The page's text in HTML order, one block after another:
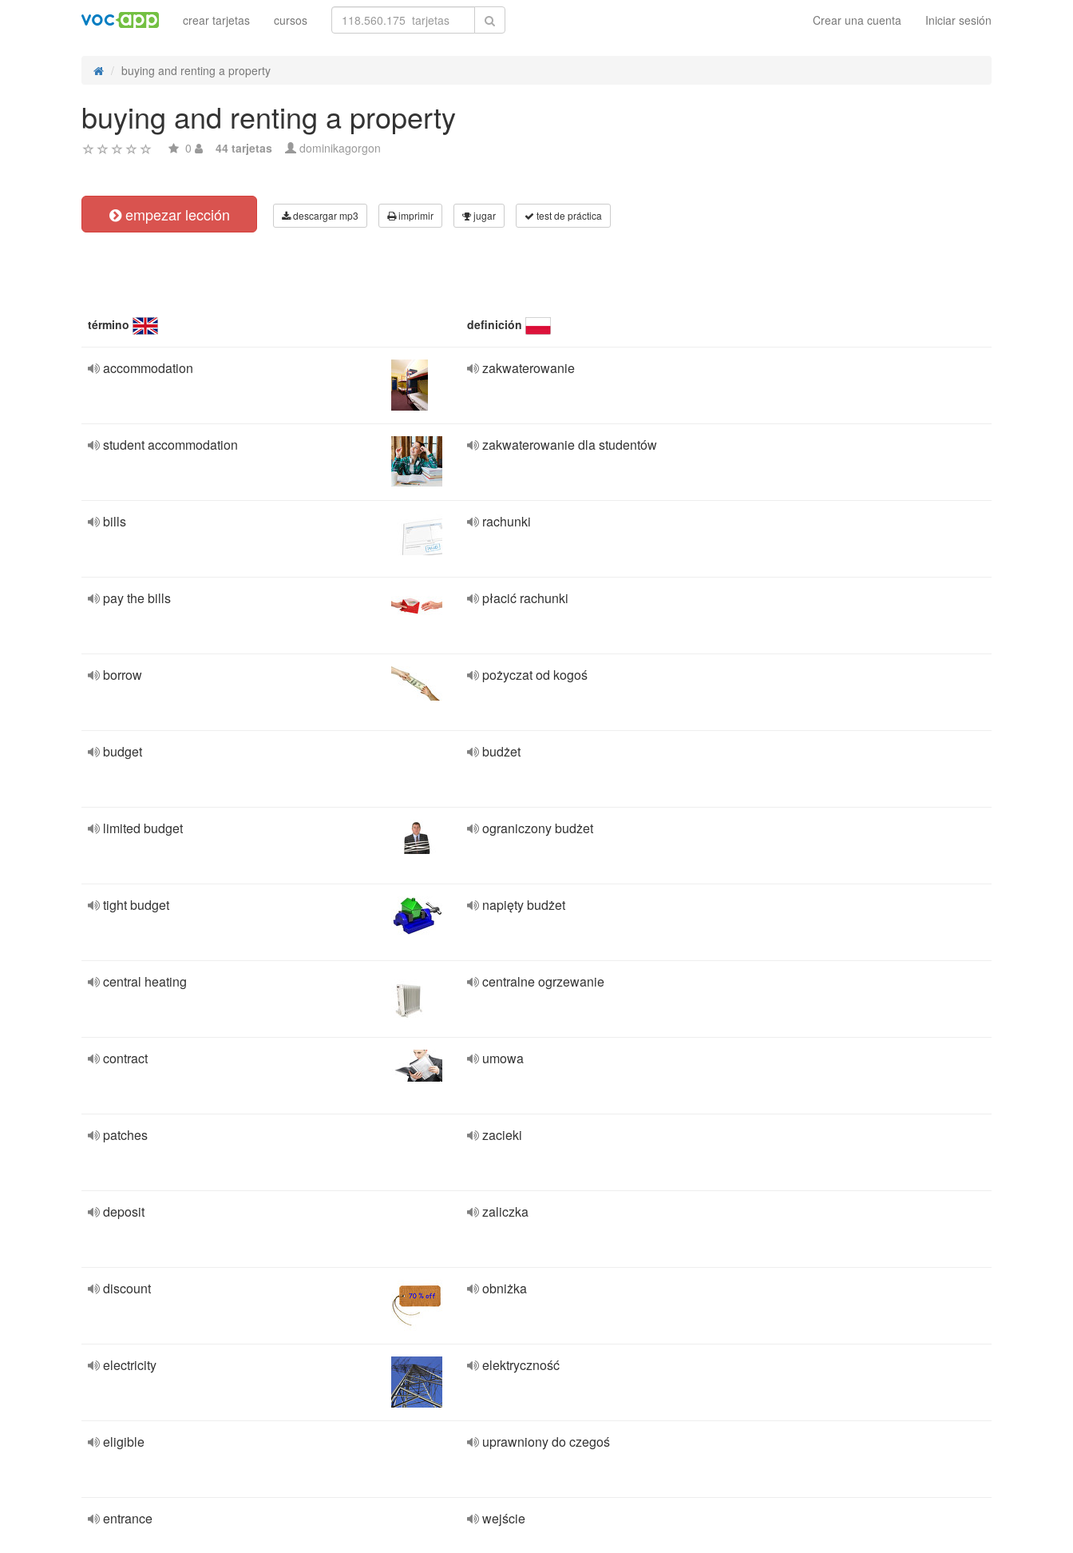
Crear una cuenta Iniciar sesión
crear tarjetas cursos
buying and renting a property
buying and renting a property
0 44 tarjetas dominikagorgon
empezar lección descargar mp3 imprimir jugar test de práctica
término definición
accommodation zakwaterowanie
student accommodation zakwaterowanie dla studentów
bills rachunki
pay the bills płacić rachunki
borrow pożyczat od kogoś
budget budżet
limited budget ograniczony budżet
tight budget napięty budżet
central heating centralne ogrzewanie
contract umowa
patches zacieki
deposit zaliczka
discount obniżka
electricity elektryczność
eligible uprawniony do czegoś
entrance wejście